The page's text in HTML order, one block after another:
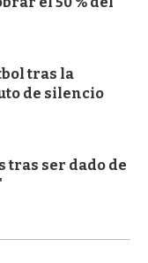
tras la
de silencio
tras ser dado de